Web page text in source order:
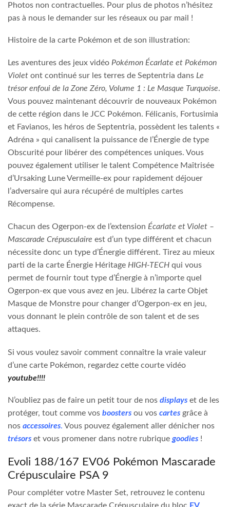
Photos non contractuelles. Pour plus de photos n’hésitez
pas à nous le demander sur les réseaux ou par mail !
Histoire de la carte Pokémon et de son illustration:
Les aventures des jeux vidéo Pokémon Écarlate et Pokémon
Violet ont continué sur les terres de Septentria dans Le
trésor enfoui de la Zone Zéro, Volume 1 : Le Masque Turquoise.
Vous pouvez maintenant découvrir de nouveaux Pokémon
de cette région dans le JCC Pokémon. Félicanis, Fortusimia
et Favianos, les héros de Septentria, possèdent les talents «
Adréna » qui canalisent la puissance de l’Énergie de type
Obscurité pour libérer des compétences uniques. Vous
pouvez également utiliser le talent Compétence Maîtrisée
d’Ursaking Lune Vermeille-ex pour rapidement déjouer
l’adversaire qui aura récupéré de multiples cartes
Récompense.
Chacun des Ogerpon-ex de l’extension Écarlate et Violet –
Mascarade Crépusculaire est d’un type différent et chacun
nécessite donc un type d’Énergie différent. Tirez au mieux
parti de la carte Énergie Héritage HIGH-TECH qui vous
permet de fournir tout type d’Énergie à n’importe quel
Ogerpon-ex que vous avez en jeu. Libérez la carte Objet
Masque de Monstre pour changer d’Ogerpon-ex en jeu,
vous donnant le plein contrôle de son talent et de ses
attaques.
Si vous voulez savoir comment connaître la vraie valeur
d’une carte Pokémon, regardez cette courte vidéo
youtube!!!!
N’oubliez pas de faire un petit tour de nos displays et de les
protéger, tout comme vos boosters ou vos cartes grâce à
nos accessoires. Vous pouvez également aller dénicher nos
trésors et vous promener dans notre rubrique goodies !
Evoli 188/167 EV06 Pokémon Mascarade
Crépusculaire PSA 9
Pour compléter votre Master Set, retrouvez le contenu
exact de la série Mascarade Crépusculaire du bloc EV